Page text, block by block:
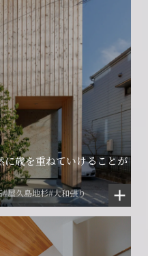
歳を重ねていけることが
#屋久島地杉#大和張り